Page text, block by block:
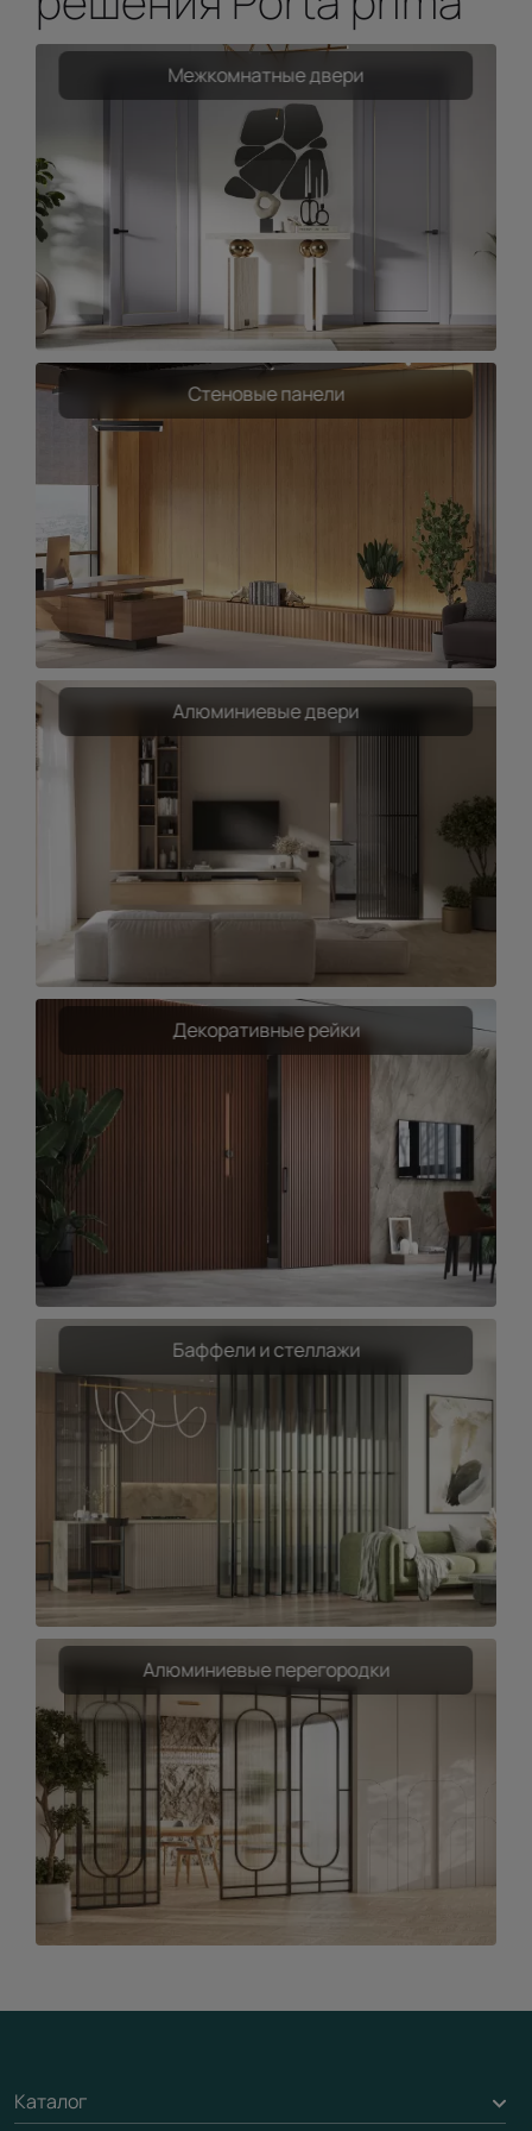
Межкомнатные двери
Стеновые панели
Алюминиевые двери
Декоративные рейки
Баффели и стеллажи
Алюминиевые перегородки
Каталог